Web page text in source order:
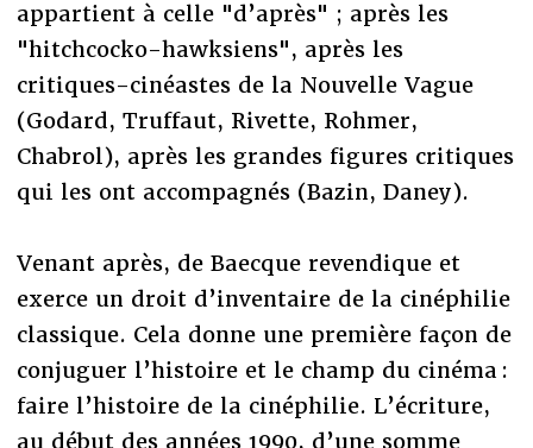
appartient à celle "d’après" ; après les
"hitchcocko-hawksiens", après les
critiques-cinéastes de la Nouvelle Vague
(Godard, Truffaut, Rivette, Rohmer,
Chabrol), après les grandes figures critiques
qui les ont accompagnés (Bazin, Daney).
Venant après, de Baecque revendique et
exerce un droit d’inventaire de la cinéphilie
classique. Cela donne une première façon de
conjuguer l’histoire et le champ du cinéma :
faire l’histoire de la cinéphilie. L’écriture,
au début des années 1990, d’une somme